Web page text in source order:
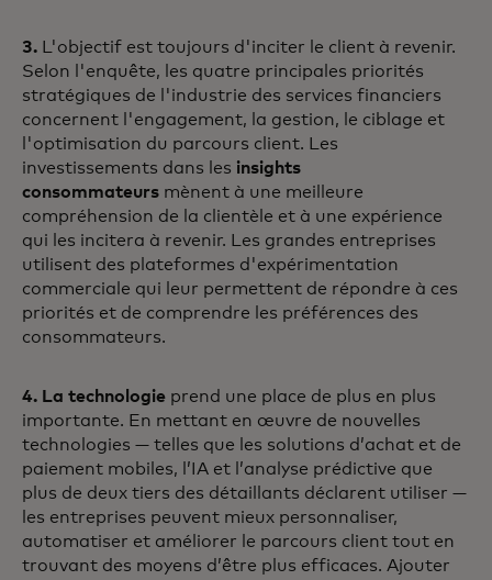
3. L'objectif est toujours d'inciter le client à revenir.
Selon l'enquête, les quatre principales priorités
stratégiques de l'industrie des services financiers
concernent l'engagement, la gestion, le ciblage et
l'optimisation du parcours client. Les
investissements dans les insights
consommateurs mènent à une meilleure
compréhension de la clientèle et à une expérience
qui les incitera à revenir. Les grandes entreprises
utilisent des plateformes d'expérimentation
commerciale qui leur permettent de répondre à ces
priorités et de comprendre les préférences des
consommateurs.
4. La technologie prend une place de plus en plus
importante. En mettant en œuvre de nouvelles
technologies — telles que les solutions d’achat et de
paiement mobiles, l’IA et l’analyse prédictive que
plus de deux tiers des détaillants déclarent utiliser —
les entreprises peuvent mieux personnaliser,
automatiser et améliorer le parcours client tout en
trouvant des moyens d’être plus efficaces. Ajouter